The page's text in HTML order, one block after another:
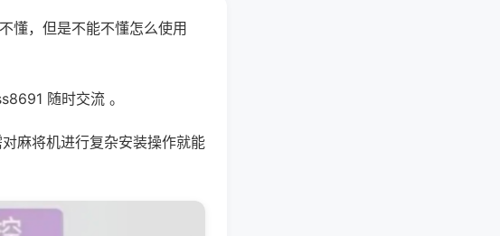
懂，但是不能不懂怎么使用
随时交流 。
麻将机进行复杂安装操作就能